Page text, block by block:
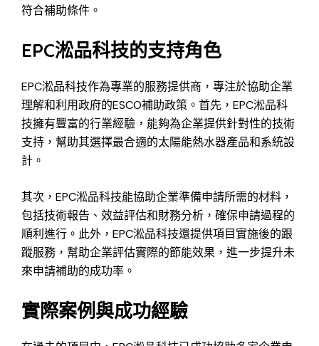
符合補助條件。
EPC淞品科技的支持角色
EPC淞品科技作為專業的服務提供商，專注於協助企業
理解和利用政府的ESCO補助政策。首先，EPC淞品科
技擁有豐富的行業經驗，能夠為企業提供針對性的技術
支持，幫助其選擇最合適的太陽能熱水器產品和系統設
計。
其次，EPC淞品科技能協助企業準備申請所需的材料，
包括技術報告、效益評估和財務分析，確保申請過程的
順利進行。此外，EPC淞品科技還提供項目實施後的跟
蹤服務，幫助企業評估實際的節能效果，進一步提升未
來申請補助的成功率。
實際案例與成功經驗